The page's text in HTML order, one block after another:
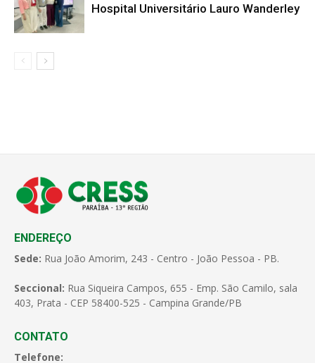
Hospital Universitário Lauro Wanderley
ENDEREÇO
Sede: Rua João Amorim, 243 - Centro - João Pessoa - PB.
Seccional: Rua Siqueira Campos, 655 - Emp. São Camilo, sala
403, Prata - CEP 58400-525 - Campina Grande/PB
CONTATO
Telefone: